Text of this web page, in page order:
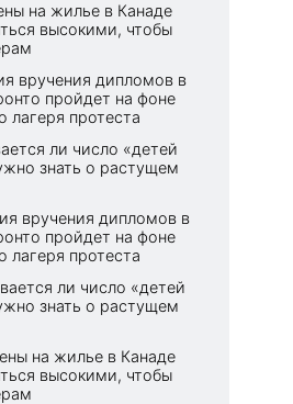
на жилье в Канаде
высокими, чтобы
вручения дипломов в
пройдет на фоне
лагеря протеста
ли число «детей
знать о растущем
вручения дипломов в
пройдет на фоне
лагеря протеста
ли число «детей
знать о растущем
на жилье в Канаде
высокими, чтобы